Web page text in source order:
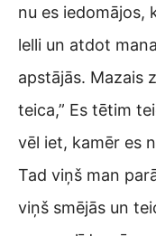
nu es iedomājos,
lelli un atdot
apstājās. Mazais
teica,” Es tētim
vēl iet, kamēr es
Tad viņš man
viņš smējās un